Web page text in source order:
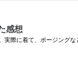
感想
際に着て、ポージング